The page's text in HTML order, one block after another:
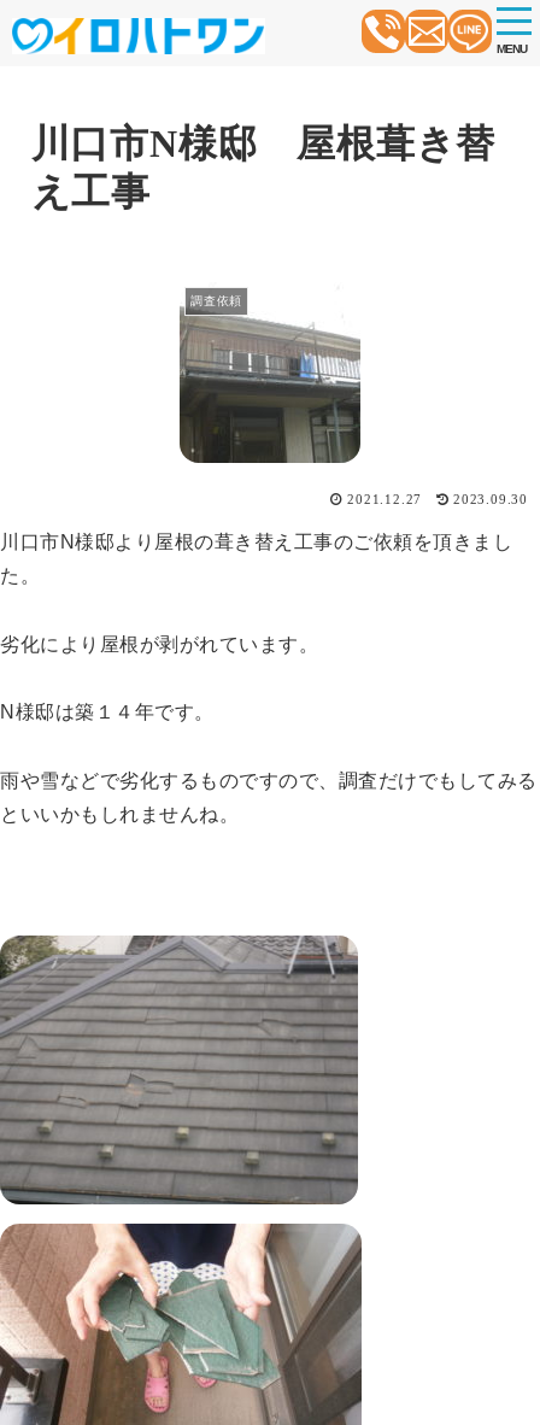
t
o
g
MENU
川口市N様邸 屋根葺き替
え工事
調査依頼
2021.12.27 2023.09.30
川口市N様邸より屋根の葺き替え工事のご依頼を頂きまし
た。
劣化により屋根が剥がれています。
N様邸は築１４年です。
雨や雪などで劣化するものですので、調査だけでもしてみる
といいかもしれませんね。